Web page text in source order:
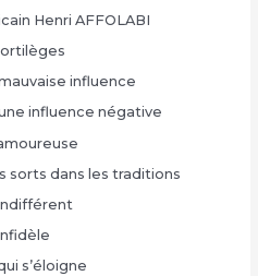
Henri AFFOLABI
influence
influence négative
sorts dans les traditions
s’éloigne